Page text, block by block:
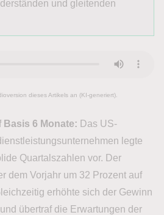
und gleitenden
dieses Artikels an (KI-generiert).
6 Monate: Das US-
legte
Quartalszahlen vor. Der
dem Vorjahr um 32 Prozent auf
erhöhte sich der Gewinn
übertraf die Erwartungen der